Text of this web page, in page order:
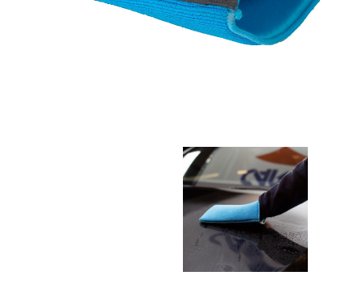
Ga naar winkelwagen